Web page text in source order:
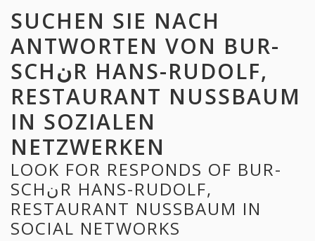
SUCHEN SIE NACH
ANTWORTEN VON BUR-
SCHنR HANS-RUDOLF,
RESTAURANT NUSSBAUM
IN SOZIALEN
NETZWERKEN
LOOK FOR RESPONDS OF BUR-
SCHنR HANS-RUDOLF,
RESTAURANT NUSSBAUM IN
SOCIAL NETWORKS